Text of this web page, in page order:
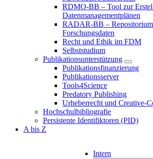
RDMO-BB – Tool zur
Datenmanagementplänen
RADAR-BB –
Forschungsdaten
Recht und Ethik im FDM
Selbststudium
Publikationsunterstützung
Publikationsfinanzierung
Publikationsserver
Tools4Science
Predatory Publishing
Urheberrecht und Creative-
Hochschulbibliografie
Persistente Identifiktoren (PID)
A bis Z
Intern